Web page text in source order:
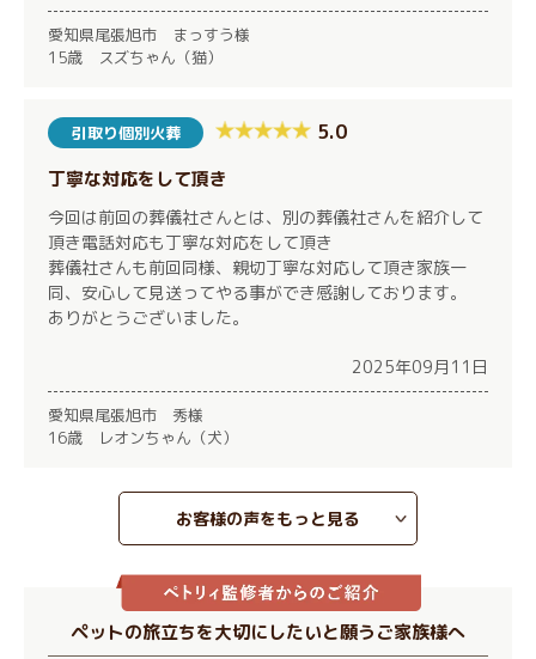
愛知県尾張旭市 まっすう様
15歳 スズちゃん（猫）
引取り個別火葬 5.0
丁寧な対応をして頂き
今回は前回の葬儀社さんとは、別の葬儀社さんを紹介して
頂き電話対応も丁寧な対応をして頂き
葬儀社さんも前回同様、親切丁寧な対応して頂き家族一
同、安心して見送ってやる事ができ感謝しております。
ありがとうございました。
2025年09月11日
愛知県尾張旭市 秀様
16歳 レオンちゃん（犬）
お客様の声をもっと見る
ペットの旅立ちを大切にしたいと願うご家族様へ